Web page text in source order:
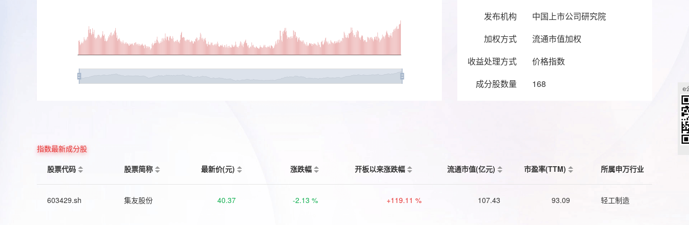
发布机构
中国上市公司研究院
加权方式
流通市值加权
收益处理方式
价格指数
成分股数量
168
指数最新成分股
股票代码
股票简称 最新价(元) 涨跌幅 开板以来涨跌幅 流通市值(亿元) 市盈率(TTM) 所属申万行业
603429.sh 集友股份 40.37 -2.13 % +119.11 % 107.43 93.09 轻工制造